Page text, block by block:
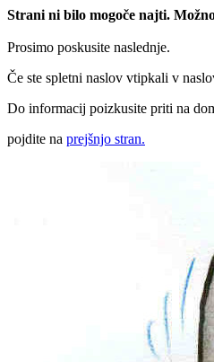
Strani ni bilo mogoče najti.
Prosimo poskusite naslednje.
Če ste spletni naslov vtipkali v
Do informacij poizkusite priti na
pojdite na prejšnjo stran.